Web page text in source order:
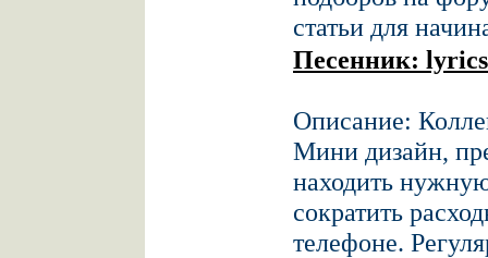
статьи для
Песенник:
Описание:
Мини дизайн,
находить
сократить
телефоне.